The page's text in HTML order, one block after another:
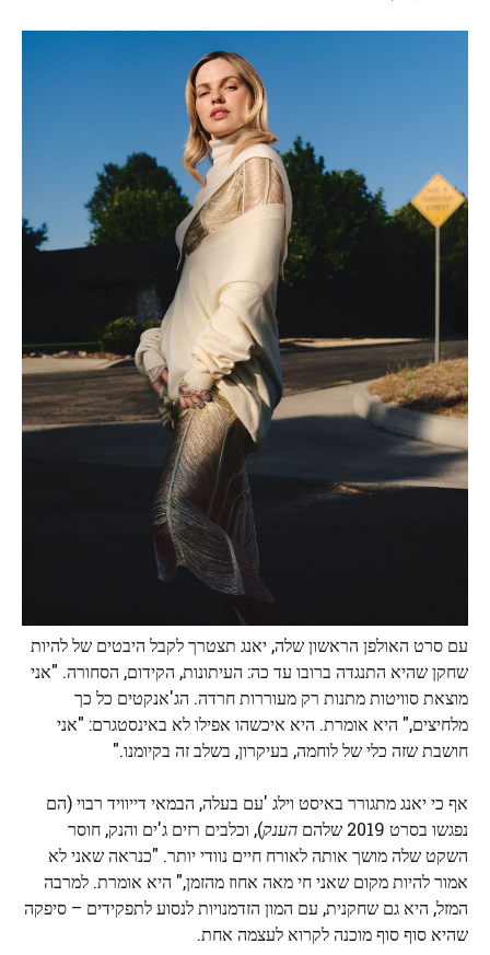
עם סרט האולפן הראשון שלה, יאנג תצטרך לקבל היבטים של להיות
שחקן שהיא התנגדה ברובו עד כה: העיתונות, הקידום, הסחורה. "אני
מוצאת סוויטות מתנות רק מעוררות חרדה. הג'אנקטים כל כך
מלחיצים," היא אומרת. היא איכשהו אפילו לא באינסטגרם: "אני
חושבת שזה כלי של לוחמה, בעיקרון, בשלב זה בקיומנו."
אף כי יאנג מתגורר באיסט וילג 'עם בעלה, הבמאי דייוויד רבוי (הם
נפגשו בסרט 2019 שלהם
הענק), וכלבים רזים ג'ים והנק, חוסר
השקט שלה מושך אותה לאורח חיים נוודי יותר. "כנראה שאני לא
אמור להיות מקום שאני חי מאה אחוז מהזמן," היא אומרת. למרבה
המזל, היא גם שחקנית, עם המון הזדמנויות לנסוע לתפקידים – סיפקה
שהיא סוף סוף מוכנה לקרוא לעצמה אחת.